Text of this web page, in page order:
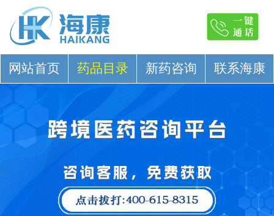
网站首页 药品目录 新药咨询 联系海康